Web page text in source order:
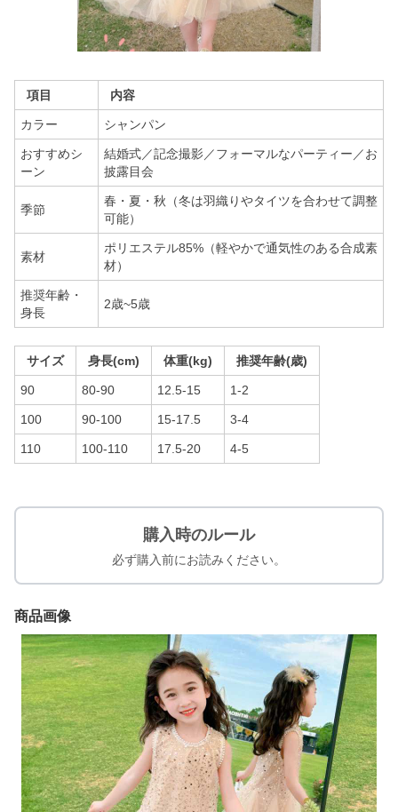
項目 内容
カラー シャンパン
おすすめシ
ーン
結婚式／記念撮影／フォーマルなパーティー／お
披露目会
季節
春・夏・秋（冬は羽織りやタイツを合わせて調整
可能）
素材
ポリエステル85%（軽やかで通気性のある合成素
材）
推奨年齢・
身長
2歳~5歳
サイズ 身長(cm) 体重(kg) 推奨年齢(歳)
90 80-90 12.5-15 1-2
100 90-100 15-17.5 3-4
110 100-110 17.5-20 4-5
購入時のルール
必ず購入前にお読みください。
商品画像